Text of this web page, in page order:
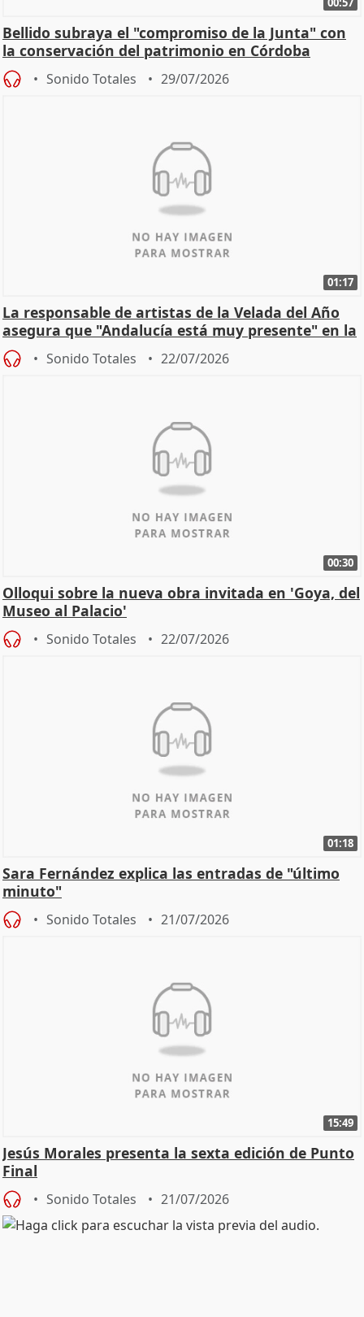
Bellido subraya el "compromiso de la Junta" con
la conservación del patrimonio en Córdoba
Sonido Totales 29/07/2026
01:17
La responsable de artistas de la Velada del Año
asegura que "Andalucía está muy presente" en la
cita
Sonido Totales 22/07/2026
00:30
Olloqui sobre la nueva obra invitada en 'Goya, del
Museo al Palacio'
Sonido Totales 22/07/2026
01:18
Sara Fernández explica las entradas de "último
minuto"
Sonido Totales 21/07/2026
15:49
Jesús Morales presenta la sexta edición de Punto
Final
Sonido Totales 21/07/2026